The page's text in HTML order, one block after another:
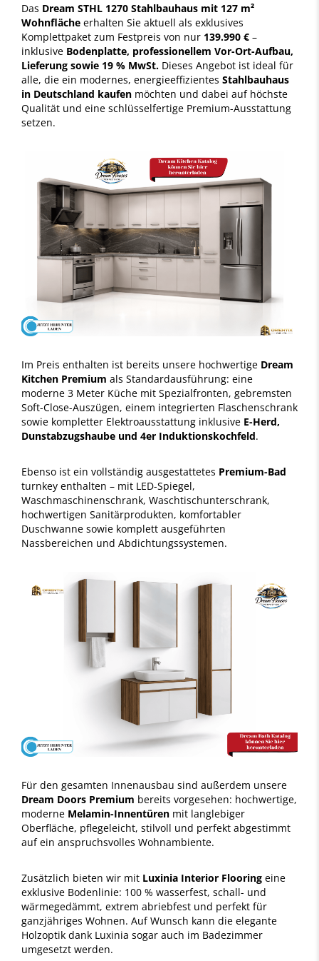
Das Dream STHL 1270 Stahlbauhaus mit 127 m²
Wohnfläche erhalten Sie aktuell als exklusives
Komplettpaket zum Festpreis von nur 139.990 € –
inklusive Bodenplatte, professionellem Vor-Ort-Aufbau,
Lieferung sowie 19 % MwSt. Dieses Angebot ist ideal für
alle, die ein modernes, energieeffizientes Stahlbauhaus
in Deutschland kaufen möchten und dabei auf höchste
Qualität und eine schlüsselfertige Premium-Ausstattung
setzen.
Im Preis enthalten ist bereits unsere hochwertige Dream
Kitchen Premium als Standardausführung: eine
moderne 3 Meter Küche mit Spezialfronten, gebremsten
Soft-Close-Auszügen, einem integrierten Flaschenschrank
sowie kompletter Elektroausstattung inklusive E-Herd,
Dunstabzugshaube und 4er Induktionskochfeld.
Ebenso ist ein vollständig ausgestattetes Premium-Bad
turnkey enthalten – mit LED-Spiegel,
Waschmaschinenschrank, Waschtischunterschrank,
hochwertigen Sanitärprodukten, komfortabler
Duschwanne sowie komplett ausgeführten
Nassbereichen und Abdichtungssystemen.
Für den gesamten Innenausbau sind außerdem unsere
Dream Doors Premium bereits vorgesehen: hochwertige,
moderne Melamin-Innentüren mit langlebiger
Oberfläche, pflegeleicht, stilvoll und perfekt abgestimmt
auf ein anspruchsvolles Wohnambiente.
Zusätzlich bieten wir mit Luxinia Interior Flooring eine
exklusive Bodenlinie: 100 % wasserfest, schall- und
wärmegedämmt, extrem abriebfest und perfekt für
ganzjähriges Wohnen. Auf Wunsch kann die elegante
Holzoptik dank Luxinia sogar auch im Badezimmer
umgesetzt werden.